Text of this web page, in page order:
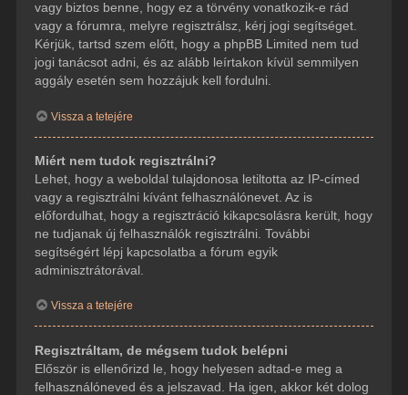
vagy biztos benne, hogy ez a törvény vonatkozik-e rád
vagy a fórumra, melyre regisztrálsz, kérj jogi segítséget.
Kérjük, tartsd szem előtt, hogy a phpBB Limited nem tud
jogi tanácsot adni, és az alább leírtakon kívül semmilyen
aggály esetén sem hozzájuk kell fordulni.
Vissza a tetejére
Miért nem tudok regisztrálni?
Lehet, hogy a weboldal tulajdonosa letiltotta az IP-címed
vagy a regisztrálni kívánt felhasználónevet. Az is
előfordulhat, hogy a regisztráció kikapcsolásra került, hogy
ne tudjanak új felhasználók regisztrálni. További
segítségért lépj kapcsolatba a fórum egyik
adminisztrátorával.
Vissza a tetejére
Regisztráltam, de mégsem tudok belépni
Először is ellenőrizd le, hogy helyesen adtad-e meg a
felhasználóneved és a jelszavad. Ha igen, akkor két dolog